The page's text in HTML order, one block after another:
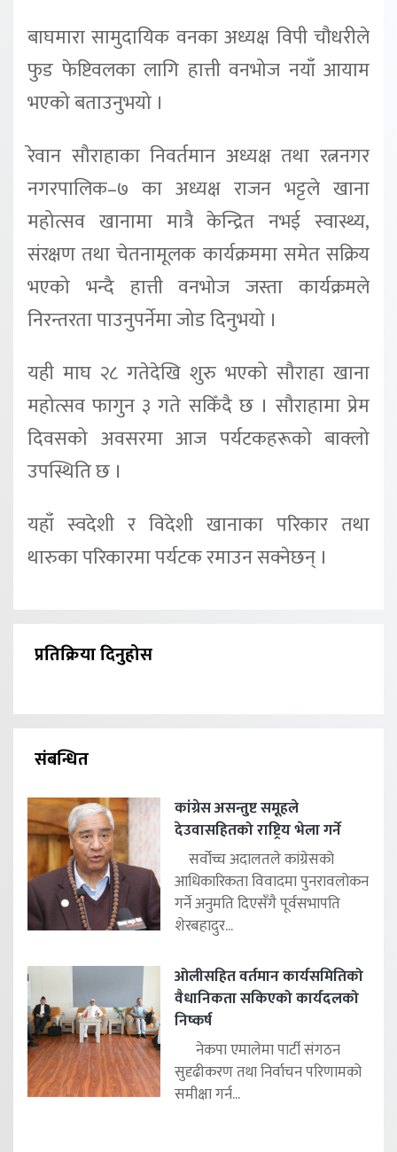
बाघमारा सामुदायिक वनका अध्यक्ष विपी चौधरीले
फुड फेष्टिवलका लागि हात्ती वनभोज नयाँ आयाम
भएको बताउनुभयो ।
रेवान सौराहाका निवर्तमान अध्यक्ष तथा रत्ननगर
नगरपालिक–७ का अध्यक्ष राजन भट्टले खाना
महोत्सव खानामा मात्रै केन्द्रित नभई स्वास्थ्य,
संरक्षण तथा चेतनामूलक कार्यक्रममा समेत सक्रिय
भएको भन्दै हात्ती वनभोज जस्ता कार्यक्रमले
निरन्तरता पाउनुपर्नेमा जोड दिनुभयो ।
यही माघ २८ गतेदेखि शुरु भएको सौराहा खाना
महोत्सव फागुन ३ गते सकिँदै छ । सौराहामा प्रेम
दिवसको अवसरमा आज पर्यटकहरूको बाक्लो
उपस्थिति छ ।
यहाँ स्वदेशी र विदेशी खानाका परिकार तथा
थारुका परिकारमा पर्यटक रमाउन सक्नेछन् ।
प्रतिक्रिया दिनुहोस
संबन्धित
कांग्रेस असन्तुष्ट समूहले
देउवासहितको राष्ट्रिय भेला गर्ने
सर्वोच्च अदालतले कांग्रेसको
आधिकारिकता विवादमा पुनरावलोकन
गर्ने अनुमति दिएसँगै पूर्वसभापति
शेरबहादुर...
ओलीसहित वर्तमान कार्यसमितिको
वैधानिकता सकिएको कार्यदलको
निष्कर्ष
नेकपा एमालेमा पार्टी संगठन
सुदृढीकरण तथा निर्वाचन परिणामको
समीक्षा गर्न...